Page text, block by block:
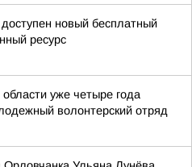
новый бесплатный
ресурс
уже четыре года
волонтерский отряд